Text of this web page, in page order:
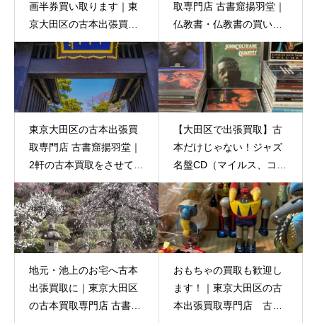
画半券買い取ります｜東
京大田区の古本出張買取
専門店 古書窟揚羽堂
取専門店 古書窟揚羽堂｜
仏教書・仏教書の買い取
りも行っております
東京大田区の古本出張買
取専門店 古書窟揚羽堂｜
2軒の古本買取をさせてい
ただきました。
【大田区で出張買取】古
本だけじゃない！ジャズ
名盤CD（マイルス、コル
トレーン等）もまとめて
お売りいただけます
地元・池上のお宅へ古本
出張買取に｜東京大田区
の古本買取専門店 古書窟
おもちゃの買取も歓迎し
ます！｜東京大田区の古
本出張買取専門店 古書